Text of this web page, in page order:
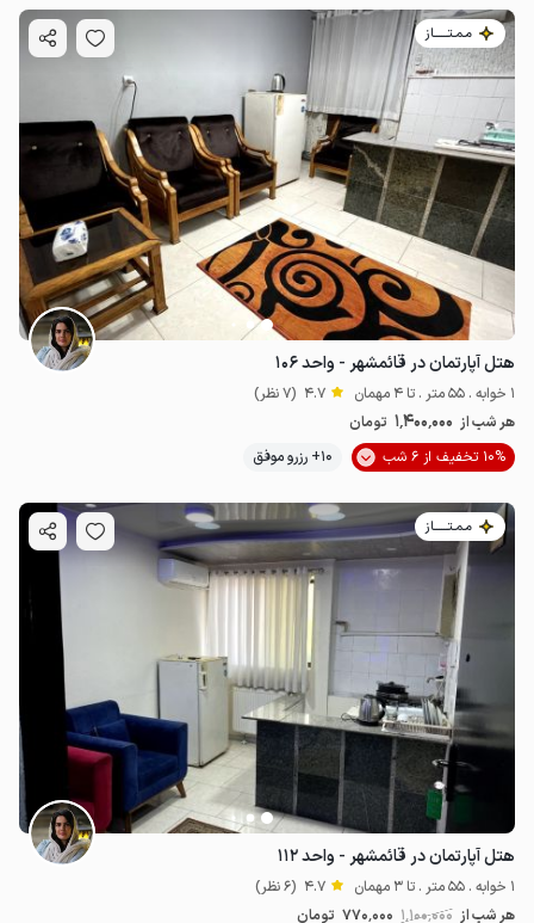
مـمـتــــــاز
هتل آپارتمان در قائمشهر - واحد ۱۰۶
1 خوابه . 55 متر . تا 4 مهمان 4.7 (7 نظر)
هر شب از 1٬400٬000 تومان
10% تخفیف از 6 شب
10+ رزرو موفق
مـمـتــــــاز
هتل آپارتمان در قائمشهر - واحد ۱۱۲
1 خوابه . 55 متر . تا 3 مهمان 4.7 (6 نظر)
هر شب از 1٬100٬000 770٬000 تومان